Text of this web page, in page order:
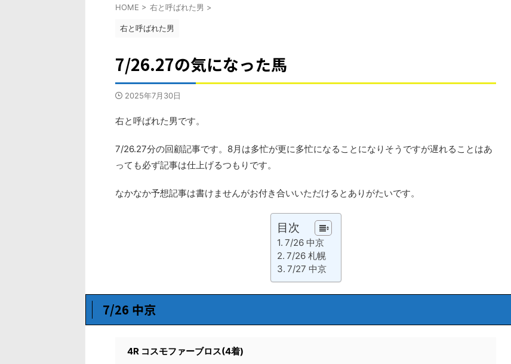
HOME > 右と呼ばれた男 >
右と呼ばれた男
7/26.27の気になった馬
2025年7月30日
右と呼ばれた男です。
7/26.27分の回顧記事です。8月は多忙が更に多忙になることになりそうですが遅れることはあ
っても必ず記事は仕上げるつもりです。
なかなか予想記事は書けませんがお付き合いいただけるとありがたいです。
目次
7/26 中京
7/26 札幌
7/27 中京
7/26 中京
4R コスモファーブロス(4着)